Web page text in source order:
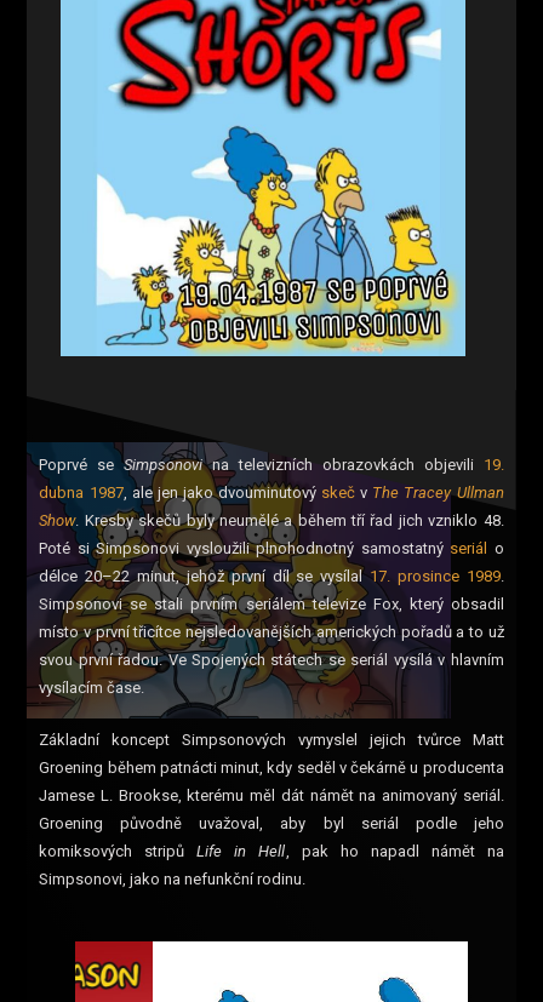
Poprvé seSimpsonovina televizních obrazovkách objevili 19.
dubna 1987, ale jen jako dvouminutový skeč v The Tracey Ullman
Show. Kresby skečů byly neumělé a během tří řad jich vzniklo 48.
Poté si Simpsonovi vysloužili plnohodnotný samostatný seriál
o
délce 20–22 minut, jehož první díl se vysílal17. prosince 1989.
Simpsonovi se stali prvním seriálem televize Fox, který obsadil
místo v první třicítce nejsledovanějších amerických pořadů a to už
svou první řadou. Ve Spojených státech se seriál vysílá v hlavním
vysílacím čase.
Základní koncept Simpsonových vymyslel jejich tvůrce Matt
Groening během patnácti minut, kdy seděl v čekárně u producenta
Jamese L. Brookse, kterému měl dát námět na animovaný seriál.
Groening původně uvažoval, aby byl seriál podle jeho
komiksových stripůLife in Hell, pak ho napadl námět na
Simpsonovi, jako na nefunkční rodinu.